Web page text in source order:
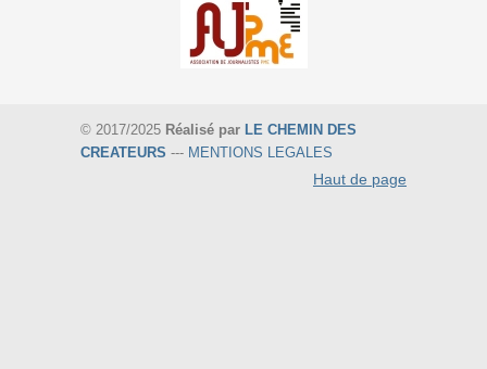
© 2017/2025 Réalisé par LE CHEMIN DES
CREATEURS --- MENTIONS LEGALES
Haut de page